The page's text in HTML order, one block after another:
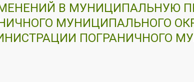
В МУНИЦИПАЛЬНУЮ
МУНИЦИПАЛЬНОГО
ПОГРАНИЧНОГО